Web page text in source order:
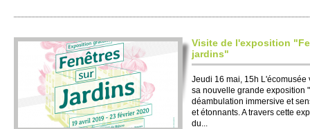
Visite de l'exposition
jardins"
Jeudi 16 mai, 15h
sa nouvelle grande exposition
déambulation immersive et
et étonnants. A travers cette
du...